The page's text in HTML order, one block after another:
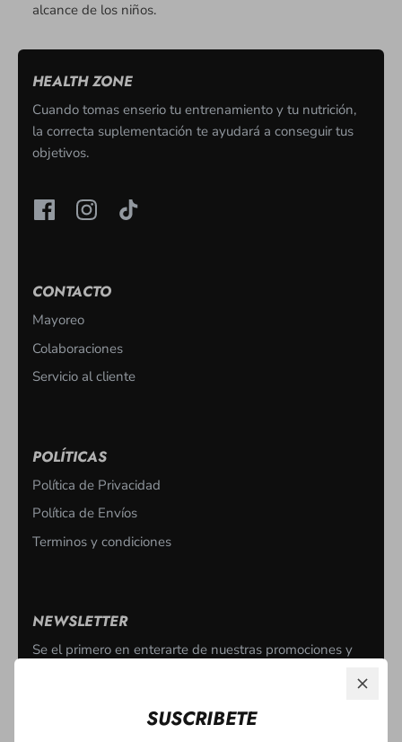
alcance de los niños.
HEALTH ZONE
Cuando tomas enserio tu entrenamiento y tu nutrición,
la correcta suplementación te ayudará a conseguir tus
objetivos.
CONTACTO
Mayoreo
Colaboraciones
Servicio al cliente
POLÍTICAS
Política de Privacidad
Política de Envíos
Terminos y condiciones
NEWSLETTER
Se el primero en enterarte de nuestras promociones y
SUSCRIBETE